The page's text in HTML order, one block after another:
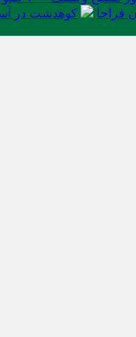
فراجا کوهدشت در